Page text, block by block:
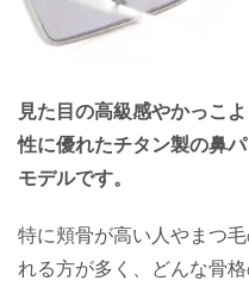
見た目の高級感やかっこ
性に優れたチタン製の鼻
モデルです。
特に頬骨が高い人やまつ
れる方が多く、どんな骨